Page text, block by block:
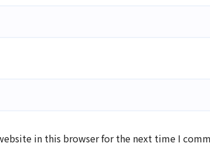
in this browser for the next time I